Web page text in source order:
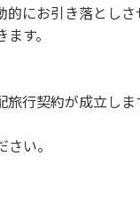
意や警告があっ
にお引き落としさ
す。
行契約が成立しま
い。